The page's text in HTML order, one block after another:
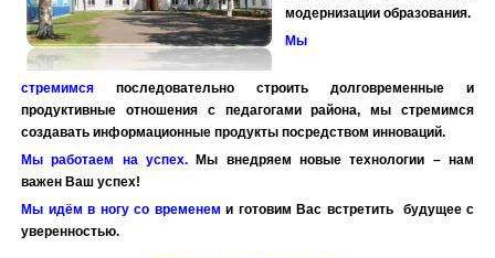
модернизации образования.
Мы
стремимся последовательно строить долговременные и
продуктивные отношения с педагогами района, мы стремимся
создавать информационные продукты посредством инноваций.
Мы работаем на успех. Мы внедряем новые технологии – нам
важен Ваш успех!
Мы идём в ногу со временем и готовим Вас встретить будущее с
уверенностью.